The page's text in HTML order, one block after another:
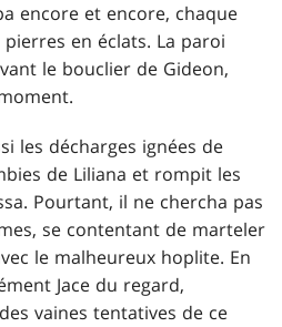
encore et encore, chaque
en éclats. La paroi
le bouclier de Gideon,
les décharges ignées de
de Liliana et rompit les
Pourtant, il ne chercha pas
se contentant de marteler
le malheureux hoplite. En
Jace du regard,
vaines tentatives de ce